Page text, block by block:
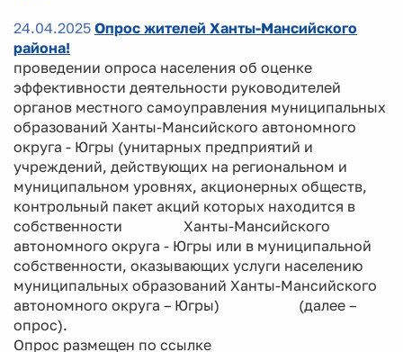
24.04.2025 Опрос жителей Ханты-Мансийского
района!
проведении опроса населения об оценке
эффективности деятельности руководителей
органов местного самоуправления муниципальных
образований Ханты-Мансийского автономного
округа - Югры (унитарных предприятий и
учреждений, действующих на региональном и
муниципальном уровнях, акционерных обществ,
контрольный пакет акций которых находится в
собственности Ханты-Мансийского
автономного округа - Югры или в муниципальной
собственности, оказывающих услуги населению
муниципальных образований Ханты-Мансийского
автономного округа – Югры) (далее –
опрос).
Опрос размещен по ссылке